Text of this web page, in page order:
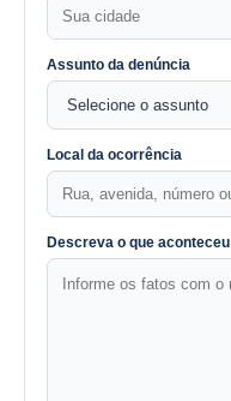
Assunto da denúncia
Local da ocorrência
Descreva o que aconteceu